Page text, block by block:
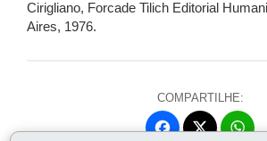
Cirigliano, Forcade Tilich Editorial
Aires, 1976.
COMPARTILHE:
Fa